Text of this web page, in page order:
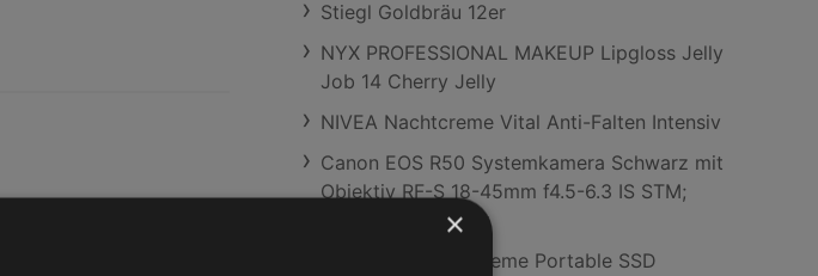
Stiegl Goldbräu 12er
NYX PROFESSIONAL MAKEUP Lipgloss Jelly
Job 14 Cherry Jelly
NIVEA Nachtcreme Vital Anti-Falten Intensiv
Canon EOS R50 Systemkamera Schwarz mit
Objektiv RF-S 18-45mm f4.5-6.3 IS STM;
Systemkamera Set
SANDISK 1 TB Extreme Portable SSD
×